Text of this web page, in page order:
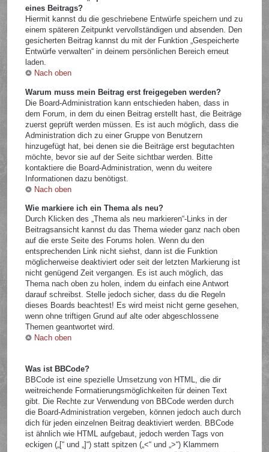
eines Beitrags?
Hiermit kannst du die geschriebene Entwürfe speichern und zu
einem späteren Zeitpunkt vervollständigen und absenden. Den
gesicherten Beitrag kannst du mit der Funktion „Gespeicherte
Entwürfe verwalten“ in deinem persönlichen Bereich erneut
laden.
Nach oben
Warum muss mein Beitrag erst freigegeben werden?
Die Board-Administration kann entschieden haben, dass in
dem Forum, in dem du einen Beitrag erstellt hast, die Beiträge
zuerst geprüft werden müssen. Es ist auch möglich, dass die
Administration dich zu einer Gruppe von Benutzern
hinzugefügt hat, bei denen sie die Beiträge erst begutachten
möchte, bevor sie auf der Seite sichtbar werden. Bitte
kontaktiere die Board-Administration, wenn du weitere
Informationen dazu benötigst.
Nach oben
Wie markiere ich ein Thema als neu?
Durch Klicken des „Thema als neu markieren“-Links in der
Beitragsansicht kannst du das Thema wieder ganz nach oben
auf die erste Seite des Forums holen. Wenn du den
entsprechenden Link nicht siehst, dann ist die Funktion
möglicherweise deaktiviert oder seit der letzten Markierung ist
nicht genügend Zeit vergangen. Es ist auch möglich, das
Thema nach oben zu holen, indem du einfach eine Antwort
darauf schreibst. Stelle jedoch sicher, dass du die Regeln
dieses Boards beachtest! Es wird meist nicht gerne gesehen,
wenn ohne triftigen Grund auf alte oder abgeschlossene
Themen geantwortet wird.
Nach oben
Was ist BBCode?
BBCode ist eine spezielle Umsetzung von HTML, die dir
weitreichende Formatierungsmöglichkeiten für deinen Text
gibt. Die Rechte zur Verwendung von BBCode werden durch
die Board-Administration vergeben, können jedoch auch durch
dich für jeden einzelnen Beitrag deaktiviert werden. BBCode
ist ähnlich wie HTML aufgebaut, jedoch werden Tags von
eckigen („[“ und „]“) statt spitzen („<“ und „>“) Klammern